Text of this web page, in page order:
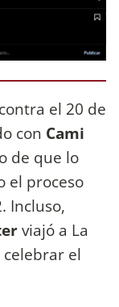
el 20 de
con Cami
de que lo
el proceso
Incluso,
viajó a La
el